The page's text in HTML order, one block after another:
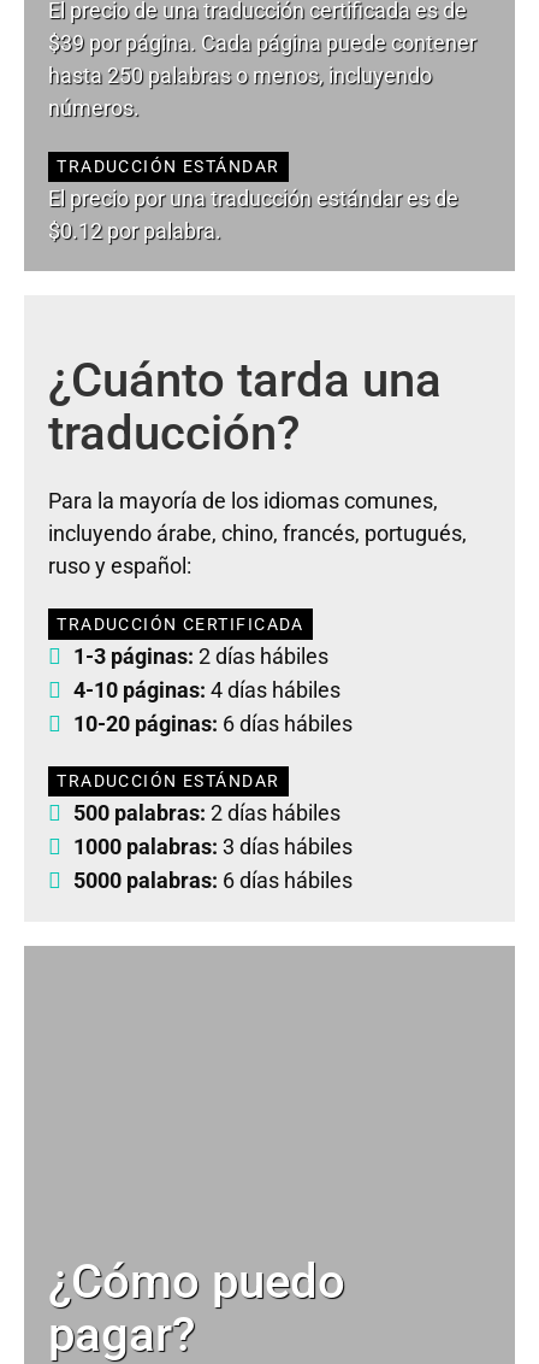
El precio de una traducción certificada es de
$39 por página. Cada página puede contener
hasta 250 palabras o menos, incluyendo
números.
TRADUCCIÓN ESTÁNDAR
El precio por una traducción estándar es de
$0.12 por palabra.
¿Cuánto tarda una
traducción?
Para la mayoría de los idiomas comunes,
incluyendo árabe, chino, francés, portugués,
ruso y español:
TRADUCCIÓN CERTIFICADA
1-3 páginas: 2 días hábiles
4-10 páginas: 4 días hábiles
10-20 páginas: 6 días hábiles
TRADUCCIÓN ESTÁNDAR
500 palabras: 2 días hábiles
1000 palabras: 3 días hábiles
5000 palabras: 6 días hábiles
¿Cómo puedo
pagar?